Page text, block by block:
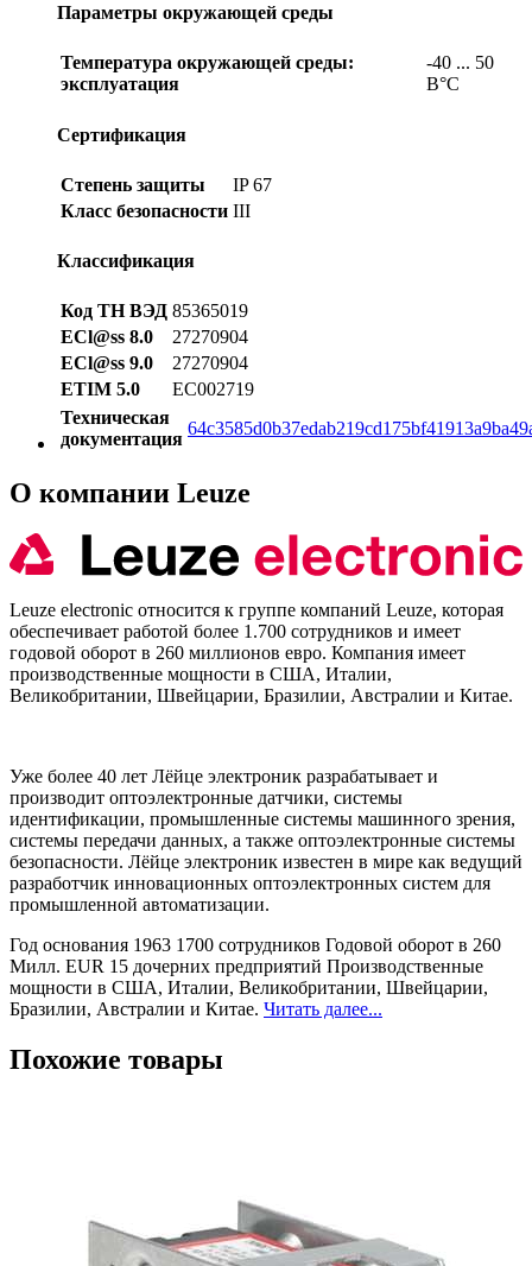
Параметры окружающей среды
Температура окружающей среды:
эксплуатация
-40 ... 50
В°C
Сертификация
Степень защиты
IP 67
Класс безопасности III
Классификация
Код ТН ВЭД 85365019
ECl@ss 8.0
27270904
ECl@ss 9.0
27270904
ETIM 5.0
EC002719
Техническая
документация
О компании Leuze
Leuze electronic относится к группе компаний Leuze, которая
обеспечивает работой более 1.700 сотрудников и имеет
годовой оборот в 260 миллионов евро. Компания имеет
производственные мощности в США, Италии,
Великобритании, Швейцарии, Бразилии, Австралии и Китае.
Уже более 40 лет Лёйце электроник разрабатывает и
производит оптоэлектронные датчики, системы
идентификации, промышленные системы машинного зрения,
системы передачи данных, а также оптоэлектронные системы
безопасности. Лёйце электроник известен в мире как ведущий
разработчик инновационных оптоэлектронных систем для
промышленной автоматизации.
Год основания 1963 1700 сотрудников Годовой оборот в 260
Милл. EUR 15 дочерних предприятий Производственные
мощности в США, Италии, Великобритании, Швейцарии,
Бразилии, Австралии и Китае. Читать далее...
Похожие товары